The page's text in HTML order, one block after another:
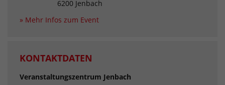
6200 Jenbach
» Mehr Infos zum Event
KONTAKTDATEN
Veranstaltungszentrum Jenbach